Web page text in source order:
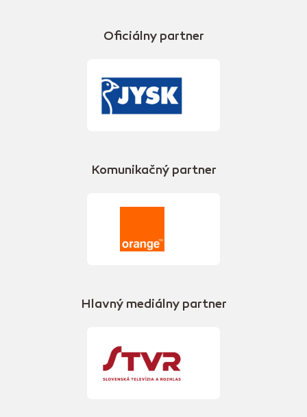
Oficiálny partner
Komunikačný partner
Hlavný mediálny partner